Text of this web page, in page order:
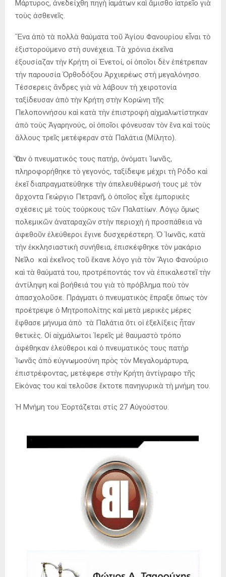
Μάρτυρος, ἀνεδείχθη πηγὴ ἰαμάτων καὶ ἄμισθο ἰατρεῖο γιὰ
τοὺς ἀσθενεῖς.
Ἕνα ἀπὸ τὰ πολλὰ θαύματα τοῦ Ἁγίου Φανουρίου εἶναι τὸ
ἐξιστορούμενο στὴ συνέχεια. Τὰ χρόνια ἐκεῖνα
ἐξουσίαζαν τὴν Κρήτη οἱ Ἐνετοί, οἱ ὁποῖοι δὲν ἐπέτρεπαν
τὴν παρουσία Ὀρθοδόξου Ἀρχιερέως στὴ μεγαλόνησο.
Τέσσερεις ἄνδρες γιὰ νὰ λάβουν τὴ χειροτονία
ταξίδευσαν ἀπὸ τὴν Κρήτη στὴν Κορώνη τῆς
Πελοποννήσου καὶ κατὰ τὴν ἐπιστροφὴ αἰχμαλωτίστηκαν
ἀπὸ τοὺς Ἀγαρηνούς, οἱ ὁποῖοι φόνευσαν τὸν ἕνα καὶ τοὺς
ἄλλους τρεῖς μετέφεραν στὰ Παλάτια (Μίλητο).
Ὅταν ὁ πνευματικός τους πατήρ, ὀνόματι Ἰωνᾶς,
πληροφορήθηκε τὸ γεγονός, ταξίδεψε μέχρι τὴ Ρόδο καὶ
ἐκεῖ διαπραγματεύθηκε τὴν ἀπελευθέρωσή τους μὲ τὸν
ἄρχοντα Γεώργιο Πετρανῆ, ὁ ὁποῖος εἶχε ἐμπορικὲς
σχέσεις μὲ τοὺς τούρκους τῶν Παλατίων. Λόγῳ ὅμως
πολεμικῶν ἀναταραχῶν στὴν περιοχὴ ἡ προσπάθεια νὰ
ἀφεθοῦν ἐλεύθεροι ἔγινε δυσχερέστερη. Ὁ Ἰωνᾶς, κατὰ
τὴν ἐκκλησιαστικὴ συνήθεια, ἐπισκέφθηκε τὸν μακάριο
Νεῖλο καὶ ἐκεῖνος τοῦ ἔκανε λόγο γιὰ τὸν Ἅγιο Φανούριο
καὶ τὰ θαύματά του, προτρέποντάς τον νὰ ἐπικαλεστεῖ τὴν
ἀντίληψη καὶ βοήθειά του γιὰ τὸ πρόβλημα ποὺ τὸν
ἀπασχολοῦσε. Πράγματι ὁ πνευματικὸς ἔπραξε ὅπως τὸν
προέτρεψε ὁ Μητροπολίτης καὶ μετὰ μερικὲς μέρες
ἔφθασε μήνυμα ἀπὸ τὰ Παλάτια ὅτι οἱ ἐξελίξεις ἦταν
θετικὲς. Οἱ αἰχμάλωτοι Ἱερεῖς μὲ θαυμαστὸ τρόπο
ἀφέθηκαν ἐλεύθεροι καὶ ὁ πνευματικός τους πατὴρ
Ἰωνᾶς ἀπὸ εὐγνωμοσύνη πρὸς τὸν Μεγαλομάρτυρα,
ἐπιστρέφοντας, μετέφερε στὴν Κρήτη ἀντίγραφο τῆς
Εἰκόνας του καὶ τελοῦσε ἔκτοτε πανηγυρικὰ τὴ μνήμη του.
Ἡ Μνήμη του Ἑορτάζεται στίς 27 Αὐγούστου.